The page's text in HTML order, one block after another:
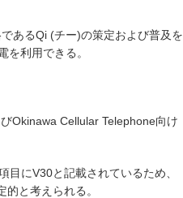
あるQi (チー)の策定および普及を
を利用できる。
Okinawa Cellular Telephone向け
にV30と記載されているため、
と考えられる。